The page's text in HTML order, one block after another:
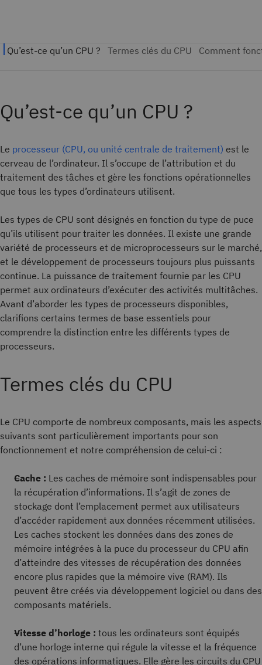
Qu’est-ce qu’un CPU ?
Le processeur (CPU, ou unité centrale de traitement) est le
cerveau de l’ordinateur. Il s’occupe de l’attribution et du
traitement des tâches et gère les fonctions opérationnelles
que tous les types d’ordinateurs utilisent.
Les types de CPU sont désignés en fonction du type de puce
qu’ils utilisent pour traiter les données. Il existe une grande
variété de processeurs et de microprocesseurs sur le marché,
et le développement de processeurs toujours plus puissants
continue. La puissance de traitement fournie par les CPU
permet aux ordinateurs d’exécuter des activités multitâches.
Avant d’aborder les types de processeurs disponibles,
clarifions certains termes de base essentiels pour
comprendre la distinction entre les différents types de
processeurs.
Termes clés du CPU
Le CPU comporte de nombreux composants, mais les aspects
suivants sont particulièrement importants pour son
fonctionnement et notre compréhension de celui-ci :
Cache : Les caches de mémoire sont indispensables pour
la récupération d’informations. Il s’agit de zones de
stockage dont l’emplacement permet aux utilisateurs
d’accéder rapidement aux données récemment utilisées.
Les caches stockent les données dans des zones de
mémoire intégrées à la puce du processeur du CPU afin
d’atteindre des vitesses de récupération des données
encore plus rapides que la mémoire vive (RAM). Ils
peuvent être créés via développement logiciel ou dans des
composants matériels.
Vitesse d’horloge : tous les ordinateurs sont équipés
d’une horloge interne qui régule la vitesse et la fréquence
des opérations informatiques. Elle gère les circuits du CPU